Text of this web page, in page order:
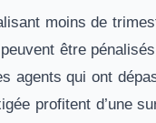
moins de
être
agents qui ont
profitent d’une